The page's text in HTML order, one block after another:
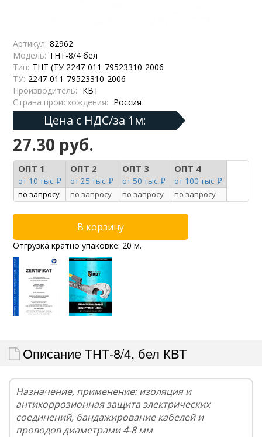
Артикул: 82962
Модель: ТНТ-8/4 бел
Тип: ТНТ (ТУ 2247-011-79523310-2006
ТУ: 2247-011-79523310-2006
Производитель: КВТ
Страна происхождения: Россия
Цена с НДС/за 1м:
27.30 руб.
ОПТ 1
от 10 тыс. ₽
ОПТ 2
от 25 тыс. ₽
ОПТ 3
от 50 тыс. ₽
ОПТ 4
от 100 тыс. ₽
по запросу
по запросу по запросу по запросу
Отгрузка кратно упаковке: 20 м.
Описание ТНТ-8/4, бел КВТ
Назначение, применение: изоляция и
антикоррозионная защита электрических
соединений, бандажирование кабелей и
проводов диаметрами 4-8 мм